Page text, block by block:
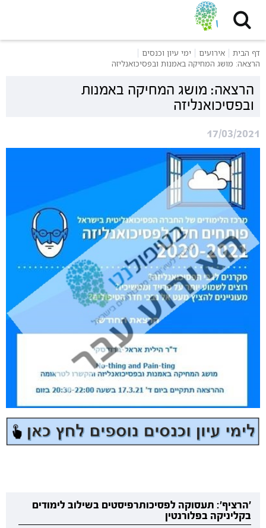
דף הבית אירועים
ימי עיון וכנסים
הרצאה: מושג המחיקה באמנות ובפסיכואנליזה
הרצאה: מושג המחיקה באמנות
ובפסיכואנליזה
17/03/2021
'הרציף': תעסוקה לפסיכותרפיסטים בשילוב לימודים
בקליניקה בפלורנטין